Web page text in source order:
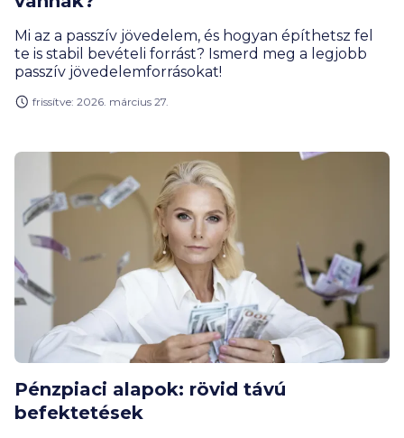
Mi az a passzív jövedelem, és hogyan építhetsz fel
te is stabil bevételi forrást? Ismerd meg a legjobb
passzív jövedelemforrásokat!
frissítve: 2026. március 27.
Pénzpiaci alapok: rövid távú
befektetések